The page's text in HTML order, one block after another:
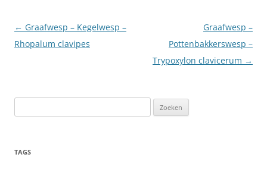
Berichtnavigatie
← Graafwesp – Kegelwesp –
Rhopalum clavipes
Graafwesp –
Pottenbakkerswesp –
Trypoxylon clavicerum →
naar:
TAGS